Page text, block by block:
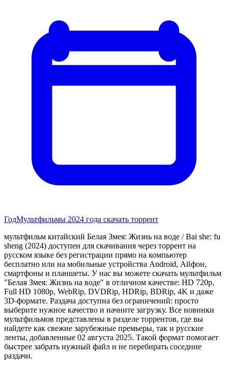
ГодМультфильмы 2024 года скачать торрент
мультфильм китайский Белая Змея: Жизнь на воде / Bai she: fu
sheng (2024) доступен для скачивания через торрент на
русском языке без регистрации прямо на компьютер
бесплатно или на мобильные устройства Android, Айфон,
смартфоны и планшеты. У нас вы можете скачать мультфильм
"Белая Змея: Жизнь на воде" в отличном качестве: HD 720p,
Full HD 1080p, WebRip, DVDRip, HDRip, BDRip, 4K и даже
3D-формате. Раздача доступна без ограничений: просто
выберите нужное качество и начните загрузку. Все новинки
мультфильмов представлены в разделе торрентов, где вы
найдете как свежие зарубежные премьеры, так и русские
ленты, добавленные 02 августа 2025. Такой формат помогает
быстрее забрать нужный файл и не перебирать соседние
раздачи.